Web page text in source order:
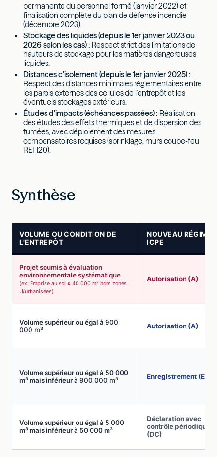
permanente du personnel formé (janvier 2022) et
finalisation complète du plan de défense incendie
(décembre 2023).
Stockage des liquides (depuis le 1er janvier 2023 ou
2026 selon les cas) : Respect strict des limitations de
hauteurs de stockage pour les matières dangereuses
liquides.
Distances d'isolement (depuis le 1er janvier 2025) :
Respect des distances minimales réglementaires entre
les parois externes des cellules de l’entrepôt et les
éventuels stockages extérieurs.
Études d'impacts (échéances passées) : Réalisation
des études des effets thermiques et de dispersion des
fumées, avec déploiement des mesures
compensatoires requises (sprinklage, murs coupe-feu
REI 120).
Synthèse
VOLUME OU CONDITION DE
L'ENTREPÔT
NOUVEAU RÉGIME
ICPE
Projet soumis à évaluation
environnementale systématique
(ex: Emprise au sol ≥ 40 000 m² hors zones
U/urbanisées)
Autorisation (A)
Volume supérieur ou égal à 900
000 m³
Autorisation (A)
Volume supérieur ou égal à 50 000
m³ mais inférieur à 900 000 m³ Enregistrement (E)
Volume supérieur ou égal à 5 000
m³ mais inférieur à 50 000 m³
Déclaration avec
contrôle périodique
(DC)